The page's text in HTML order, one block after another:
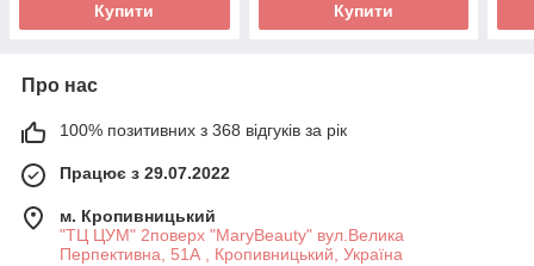
Купити Купити
Про нас
100% позитивних з 368 відгуків за рік
Працює з 29.07.2022
м. Кропивницький
"ТЦ ЦУМ" 2поверх "MaryBeauty" вул.Велика
Перпективна, 51А , Кропивницький, Україна